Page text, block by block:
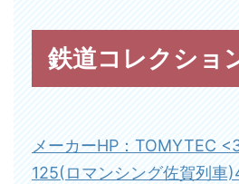
鉄道コレクショ
メーカーHP：TOMYTEC
125(ロマンシング佐賀列車